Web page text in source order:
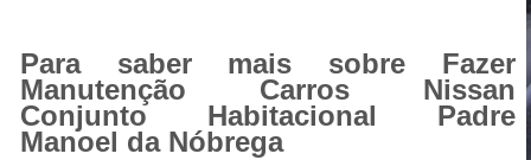
Para saber mais sobre Fazer
Manutenção Carros Nissan
Conjunto Habitacional Padre
Manoel da Nóbrega